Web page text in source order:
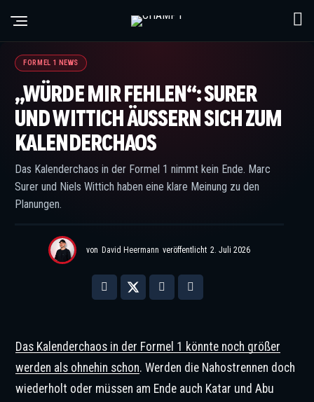
FORMEL 1 NEWS
„WÜRDE MIR FEHLEN“: SURER
UND WITTICH ÄUSSERN SICH ZUM K
ALENDERCHAOS
Das Kalenderchaos in der Formel 1 nimmt kein Ende. Marc
Surer und Niels Wittich haben eine klare Meinung zu den
Planungen.
von David Heermann veröffentlicht 2. Juli 2026
Das Kalenderchaos in der Formel 1 könnte noch größer
werden als ohnehin schon. Werden die Nahostrennen doch
wiederholt oder müssen am Ende auch Katar und Abu